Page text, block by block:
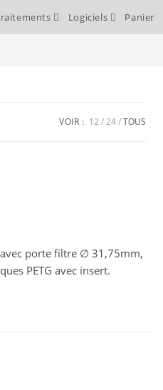
Logiciels Panier
VOIR : 12 24 TOUS
avec porte filtre ∅ 31,75mm,
PETG avec insert.